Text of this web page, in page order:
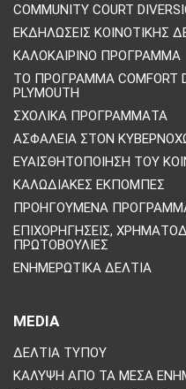
COMMUNITY COURT
ΕΚΔΗΛΏΣΕΙΣ ΚΟΙΝΟΤΙΚΉΣ
ΚΑΛΟΚΑΙΡΙΝΌ ΠΡΌΓΡΑΜΜΑ
ΤΟ ΠΡΌΓΡΑΜΜΑ COMFORT
PLYMOUTH
ΣΧΟΛΙΚΆ ΠΡΟΓΡΆΜΜΑΤΑ
ΑΣΦΆΛΕΙΑ ΣΤΟΝ
ΕΥΑΙΣΘΗΤΟΠΟΊΗΣΗ ΤΟΥ
ΚΑΛΩΔΙΑΚΈΣ ΕΚΠΟΜΠΈΣ
ΠΡΟΗΓΟΎΜΕΝΑ
ΕΠΙΧΟΡΗΓΉΣΕΙΣ,
ΠΡΩΤΟΒΟΥΛΊΕΣ
ΕΝΗΜΕΡΩΤΙΚΆ ΔΕΛΤΊΑ
MEDIA
ΔΕΛΤΊΑ ΤΎΠΟΥ
ΚΆΛΥΨΗ ΑΠΌ ΤΑ ΜΈΣΑ